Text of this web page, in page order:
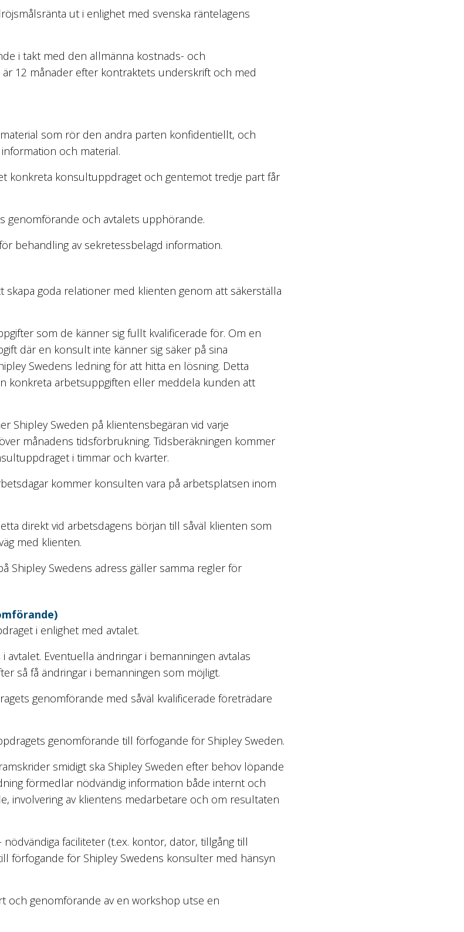
ut i enlighet med svenska räntelagens
i takt med den allmänna kostnads- och
12 månader efter kontraktets underskrift och med
som rör den andra parten konfidentiellt, och
och material.
konkreta konsultuppdraget och gentemot tredje part får
genomförande och avtalets upphörande.
behandling av sekretessbelagd information.
goda relationer med klienten genom att säkerställa
som de känner sig fullt kvalificerade för. Om en
där en konsult inte känner sig säker på sina
Swedens ledning för att hitta en lösning. Detta
konkreta arbetsuppgiften eller meddela kunden att
Shipley Sweden på klientensbegäran vid varje
månadens tidsförbrukning. Tidsberäkningen kommer
i timmar och kvarter.
kommer konsulten vara på arbetsplatsen inom
direkt vid arbetsdagens början till såväl klienten som
med klienten.
Shipley Swedens adress gäller samma regler för
i enlighet med avtalet.
Eventuella ändringar i bemanningen avtalas
så få ändringar i bemanningen som möjligt.
genomförande med såväl kvalificerade företrädare
genomförande till förfogande för Shipley Sweden.
smidigt ska Shipley Sweden efter behov löpande
förmedlar nödvändig information både internt och
involvering av klientens medarbetare och om resultaten
faciliteter (t.ex. kontor, dator, tillgång till
förfogande för Shipley Swedens konsulter med hänsyn
och genomförande av en workshop utse en